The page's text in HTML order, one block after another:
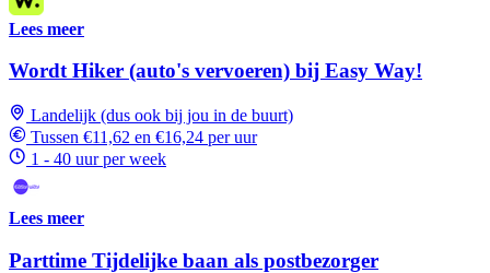
Lees meer
Wordt Hiker (auto's vervoeren) bij Easy Way!
Landelijk (dus ook bij jou in de buurt)
Tussen €11,62 en €16,24 per uur
1 - 40 uur per week
Lees meer
Parttime Tijdelijke baan als postbezorger